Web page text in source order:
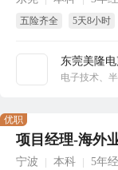
五险齐全 5天8小时
东莞美隆
立即沟通
项目经理-海外
宁波 本科 5年
优职